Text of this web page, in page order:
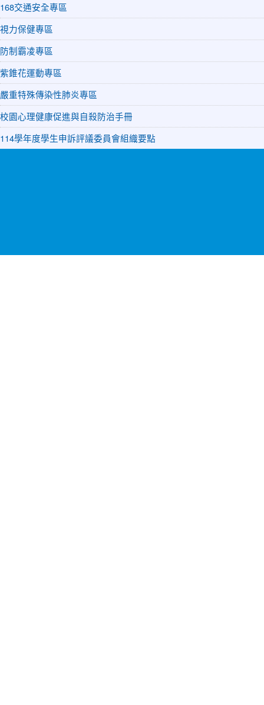
168交通安全專區
視力保健專區
防制霸凌專區
紫錐花運動專區
嚴重特殊傳染性肺炎專區
校園心理健康促進與自殺防治手冊
114學年度學生申訴評議委員會組織要點